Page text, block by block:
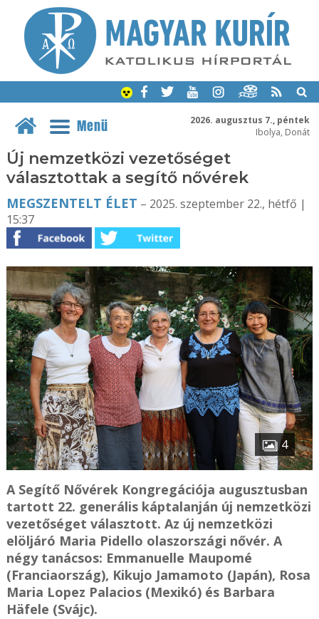
2026. augusztus 7., péntek
Ibolya, Donát
Menü
Új nemzetközi vezetőséget
választottak a segítő nővérek
MEGSZENTELT ÉLET – 2025. szeptember 22., hétfő |
15:37
4
A Segítő Nővérek Kongregációja augusztusban
tartott 22. generális káptalanján új nemzetközi
vezetőséget választott. Az új nemzetközi
elöljáró Maria Pidello olaszországi nővér. A
négy tanácsos: Emmanuelle Maupomé
(Franciaország), Kikujo Jamamoto (Japán), Rosa
Maria Lopez Palacios (Mexikó) és Barbara
Häfele (Svájc).